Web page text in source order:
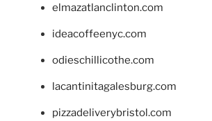
elmazatlanclinton.com
ideacoffeenyc.com
odieschillicothe.com
lacantinitagalesburg.com
pizzadeliverybristol.com